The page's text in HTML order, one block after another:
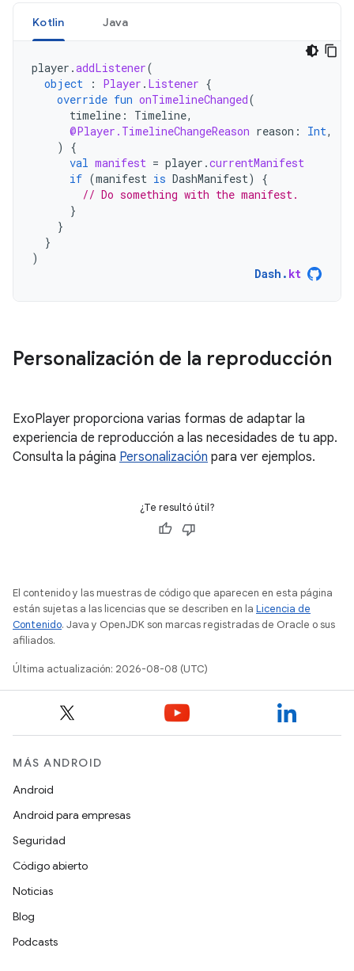
Kotlin Java
player .addListener(
object
: Player . Listener {
override fun onTimelineChanged(
timeline : Timeline,
@Player.TimelineChangeReason reason : Int,
)
{
val manifest = player .currentManifest
if (manifest is DashManifest)
{
// Do something with the manifest.
}
}
}
)
Dash . kt
Personalización de la reproducción
ExoPlayer proporciona varias formas de adaptar la
experiencia de reproducción a las necesidades de tu app.
Consulta la página Personalización para ver ejemplos.
¿Te resultó útil?
El contenido y las muestras de código que aparecen en esta página
están sujetas a las licencias que se describen en la Licencia de
Contenido. Java y OpenJDK son marcas registradas de Oracle o sus
afiliados.
Última actualización: 2026-08-08 (UTC)
MÁS ANDROID
Android
Android para empresas
Seguridad
Código abierto
Noticias
Blog
Podcasts